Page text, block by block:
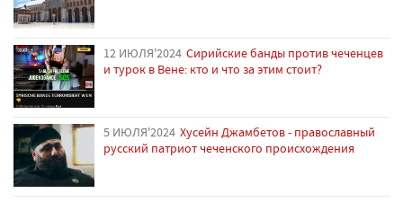
12 ИЮЛЯ'2024 Сирийские банды против чеченцев
и турок в Вене: кто и что за этим стоит?
5 ИЮЛЯ'2024 Хусейн Джамбетов - православный
русский патриот чеченского происхождения